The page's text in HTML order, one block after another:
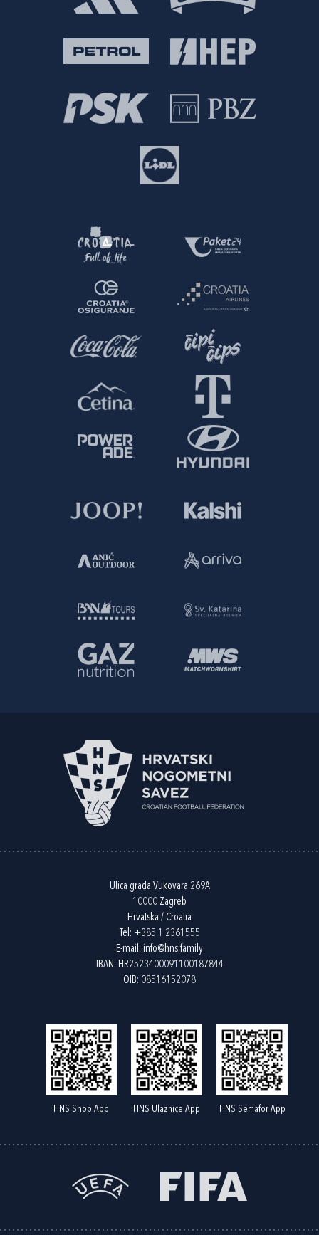
Ulica grada Vukovara 269A
10000 Zagreb
Hrvatska / Croatia
Tel: +385 1 2361555
E-mail: info@hns.family
IBAN: HR2523400091100187844
OIB: 08516152078
HNS Shop App HNS Ulaznice App HNS Semafor App